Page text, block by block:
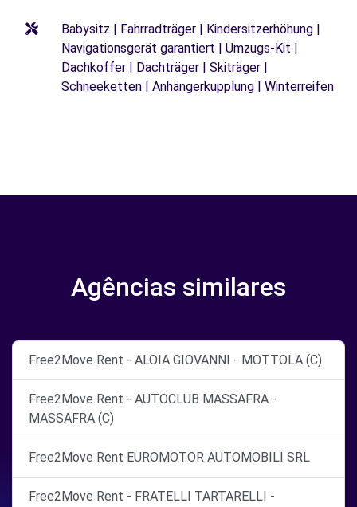
Babysitz | Fahrradträger | Kindersitzerhöhung |
Navigationsgerät garantiert | Umzugs-Kit |
Dachkoffer | Dachträger | Skiträger |
Schneeketten | Anhängerkupplung | Winterreifen
Agências similares
Free2Move Rent - ALOIA GIOVANNI - MOTTOLA (C)
Free2Move Rent - AUTOCLUB MASSAFRA -
MASSAFRA (C)
Free2Move Rent EUROMOTOR AUTOMOBILI SRL
Free2Move Rent - FRATELLI TARTARELLI -